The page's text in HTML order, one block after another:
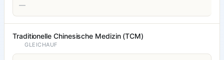
—
Traditionelle Chinesische Medizin (TCM)
GLEICHAUF